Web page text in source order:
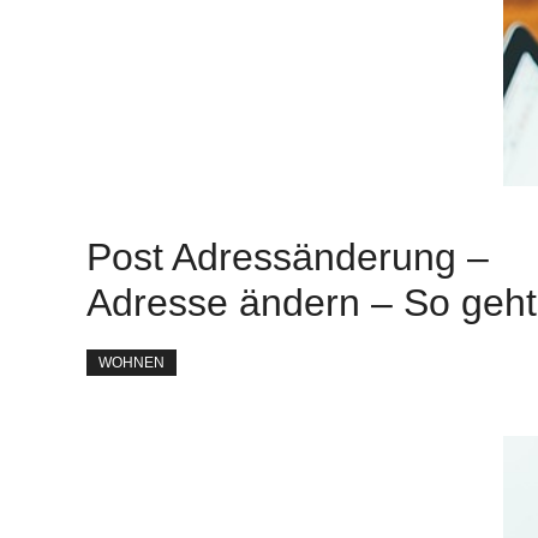
Post Adressänderung –
Adresse ändern – So
WOHNEN